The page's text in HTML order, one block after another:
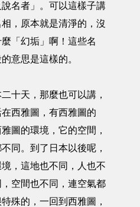
名者」。可以這樣子講
，原本就是清淨的，沒
「幻垢」啊！這些名
意思是這樣的。
天，那麼也可以講，
西雅圖，有西雅圖的
圖的環境，它的空間，
同。到了日本以後呢，
，這地也不同，人也不
空間也不同，連空氣都
殊的，一回到西雅圖，